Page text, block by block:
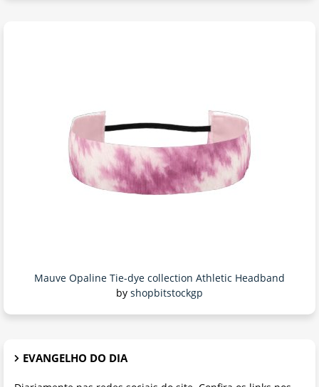
Mauve Opaline Tie-dye collection Athletic Headband
by shopbitstockgp
EVANGELHO DO DIA